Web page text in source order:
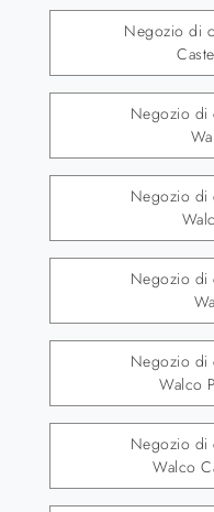
Negozio di
Negozio di
Negozio di
Negozio di
Negozio di
Walco
Negozio di
Walco